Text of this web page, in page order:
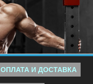
ОПЛАТА И ДОСТАВКА